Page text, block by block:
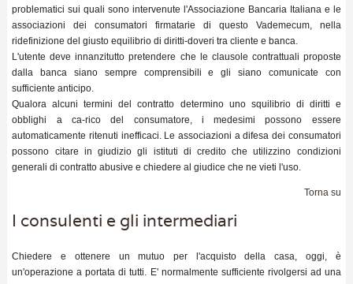
problematici sui quali sono intervenute l'Associazione Bancaria Italiana e le
associazioni dei consumatori firmatarie di questo Vademecum, nella
ridefinizione del giusto equilibrio di diritti-doveri tra cliente e banca.
L'utente deve innanzitutto pretendere che le clausole contrattuali proposte
dalla banca siano sempre comprensibili e gli siano comunicate con
sufficiente anticipo.
Qualora alcuni termini del contratto determino uno squilibrio di diritti e
obblighi a ca-rico del consumatore, i medesimi possono essere
automaticamente ritenuti inefficaci. Le associazioni a difesa dei consumatori
possono citare in giudizio gli istituti di credito che utilizzino condizioni
generali di contratto abusive e chiedere al giudice che ne vieti l'uso.
Torna su
I consulenti e gli intermediari
Chiedere e ottenere un mutuo per l'acquisto della casa, oggi, è
un'operazione a portata di tutti. E' normalmente sufficiente rivolgersi ad una